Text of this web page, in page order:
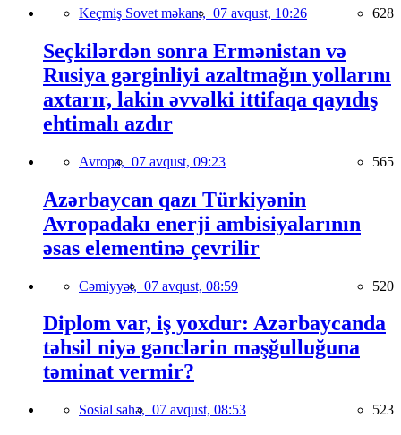
Keçmiş Sovet məkanı, 07 avqust, 10:26 628
Seçkilərdən sonra Ermənistan və
Rusiya gərginliyi azaltmağın yollarını
axtarır, lakin əvvəlki ittifaqa qayıdış
ehtimalı azdır
Avropa, 07 avqust, 09:23 565
Azərbaycan qazı Türkiyənin
Avropadakı enerji ambisiyalarının
əsas elementinə çevrilir
Cəmiyyət, 07 avqust, 08:59 520
Diplom var, iş yoxdur: Azərbaycanda
təhsil niyə gənclərin məşğulluğuna
təminat vermir?
Sosial sahə, 07 avqust, 08:53 523